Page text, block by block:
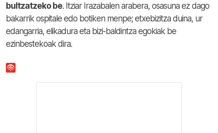
bultzatzeko be. Itziar Irazabalen arabera, osasuna ez dago
bakarrik ospitale edo botiken menpe; etxebizitza duina, ur
edangarria, elikadura eta bizi-baldintza egokiak be
ezinbestekoak dira.